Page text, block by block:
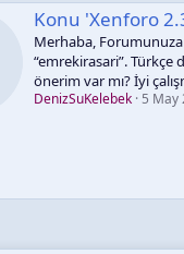
Önerisi'
R10’daki
için ayrıca çok
https://
Cevaplar: 7